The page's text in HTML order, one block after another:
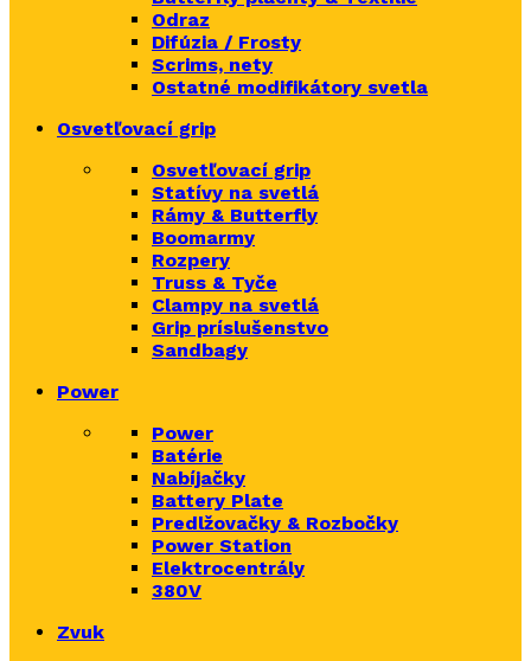
Odraz
Difúzia / Frosty
Scrims, nety
Ostatné modifikátory svetla
Osvetľovací grip
Osvetľovací grip
Statívy na svetlá
Rámy & Butterfly
Boomarmy
Rozpery
Truss & Tyče
Clampy na svetlá
Grip príslušenstvo
Sandbagy
Power
Power
Batérie
Nabíjačky
Battery Plate
Predlžovačky & Rozbočky
Power Station
Elektrocentrály
380V
Zvuk